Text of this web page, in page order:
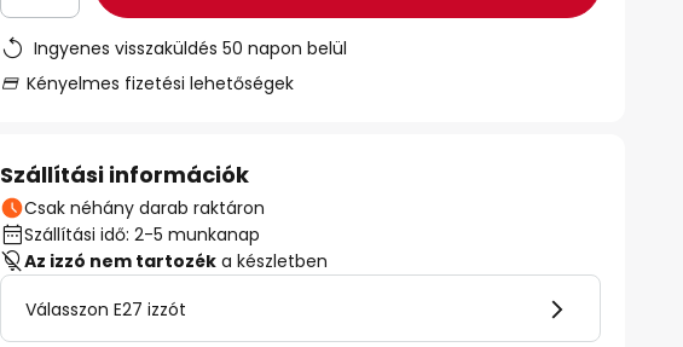
Ingyenes visszaküldés 50 napon belül
Kényelmes fizetési lehetőségek
Szállítási információk
Csak néhány darab raktáron
Szállítási idő: 2-5 munkanap
Az izzó nem tartozék a készletben
Válasszon E27 izzót